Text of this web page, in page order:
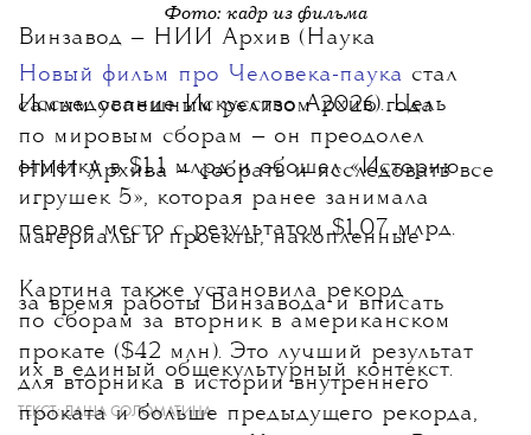
Винзавод — НИИ Архив (Наука
Исследование Искусство Архив). Цель
НИИ Архива — собрать и исследовать все
материалы и проекты, накопленные
за время работы Винзавода и вписать
их в единый общекультурный контекст.
Фото: кадр из фильма
Новый фильм про Человека-паука стал
самым успешным релизом 2026 года
по мировым сборам — он преодолел
отметку в $1,1 млрд и обошел «Историю
игрушек 5», которая ранее занимала
первое место с результатом $1,07 млрд.
Картина также установила рекорд
по сборам за вторник в американском
прокате ($42 млн). Это лучший результат
для вторника в истории внутреннего
проката и больше предыдущего рекорда,
ТЕКСТ:ДАША СОЛОМАТИНА